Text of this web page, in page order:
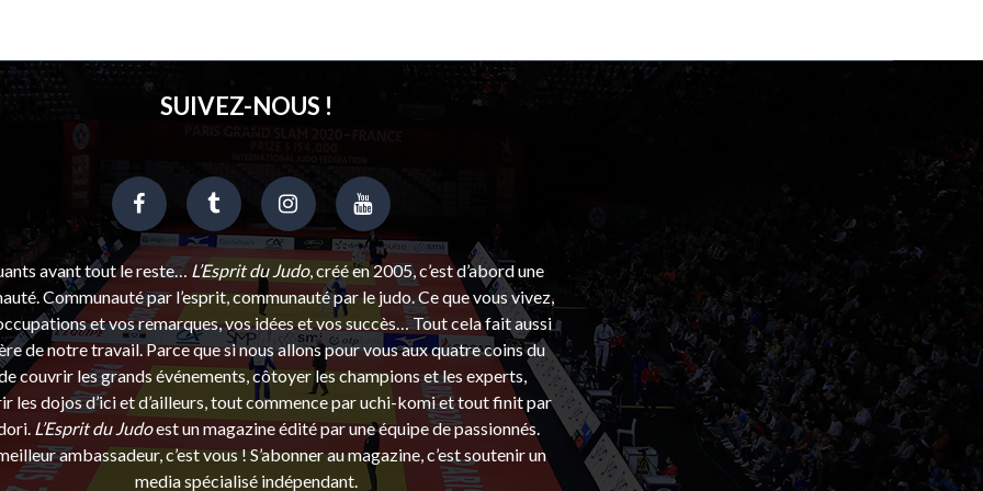
SUIVEZ-NOUS !
avant tout le reste… L’Esprit du Judo, créé en 2005, c’est d’abord une
Communauté par l’esprit, communauté par le judo. Ce que vous vivez,
et vos remarques, vos idées et vos succès… Tout cela fait aussi
de notre travail. Parce que si nous allons pour vous aux quatre coins du
couvrir les grands événements, côtoyer les champions et les experts,
les dojos d’ici et d’ailleurs, tout commence par uchi-komi et tout finit par
L’Esprit du Judoest un magazine édité par une équipe de passionnés.
ambassadeur, c’est vous ! S’abonner au magazine, c’est soutenir un
media spécialisé indépendant.